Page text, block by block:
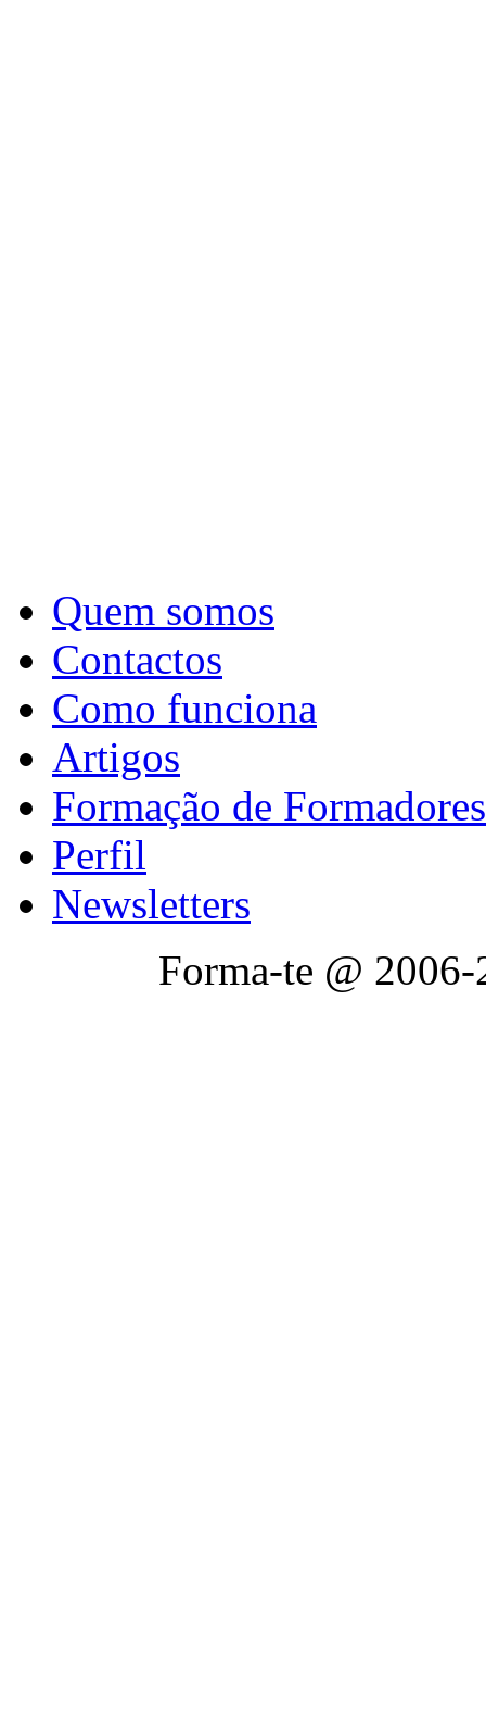
Quem somos
Contactos
Como funciona
Artigos
Formação de Formadores
Perfil
Newsletters
Forma-te @